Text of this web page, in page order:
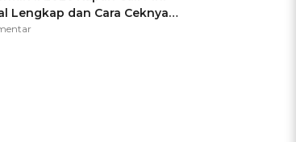
Lengkap dan Cara Ceknya
Tidak Hangus!